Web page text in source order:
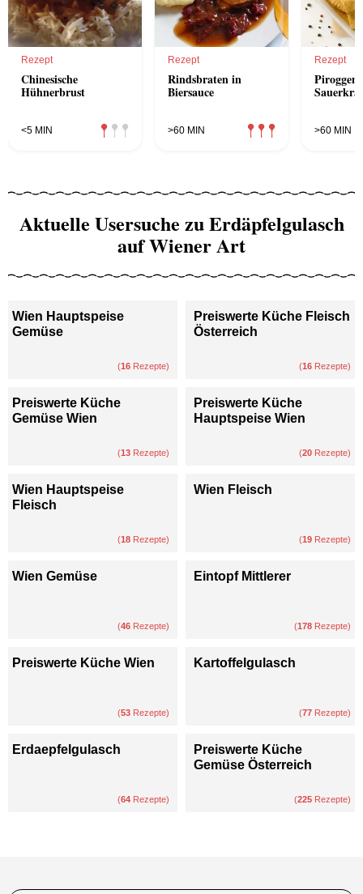
Rezept
Chinesische
Hühnerbrust
<5 MIN
Rezept
Rindsbraten in
Biersauce
>60 MIN
Rezept
>60 MIN
Aktuelle Usersuche zu Erdäpfelgulasch
auf Wiener Art
Wien Hauptspeise
Gemüse
(16 Rezepte)
Preiswerte Küche Fleisch
Österreich
(16 Rezepte)
Preiswerte Küche
Gemüse Wien
(13 Rezepte)
Preiswerte Küche
Hauptspeise Wien
(20 Rezepte)
Wien Hauptspeise
Fleisch
(18 Rezepte)
Wien Fleisch
(19 Rezepte)
Wien Gemüse
(46 Rezepte)
Eintopf Mittlerer
(178 Rezepte)
Preiswerte Küche Wien
(53 Rezepte)
Kartoffelgulasch
(77 Rezepte)
Erdaepfelgulasch
(64 Rezepte)
Preiswerte Küche
Gemüse Österreich
(225 Rezepte)